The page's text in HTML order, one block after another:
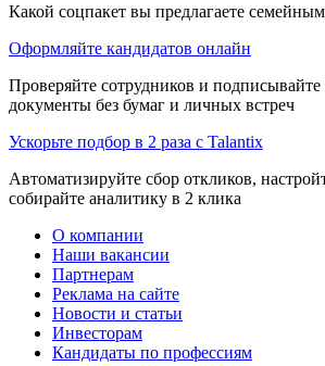
Какой соцпакет вы предлагаете
Оформляйте кандидатов онлайн
Проверяйте сотрудников и
документы без бумаг и личных встреч
Ускорьте подбор в 2 раза с Talantix
Автоматизируйте сбор откликов,
собирайте аналитику в 2 клика
О компании
Наши вакансии
Партнерам
Реклама на сайте
Новости и статьи
Инвесторам
Кандидаты по профессиям